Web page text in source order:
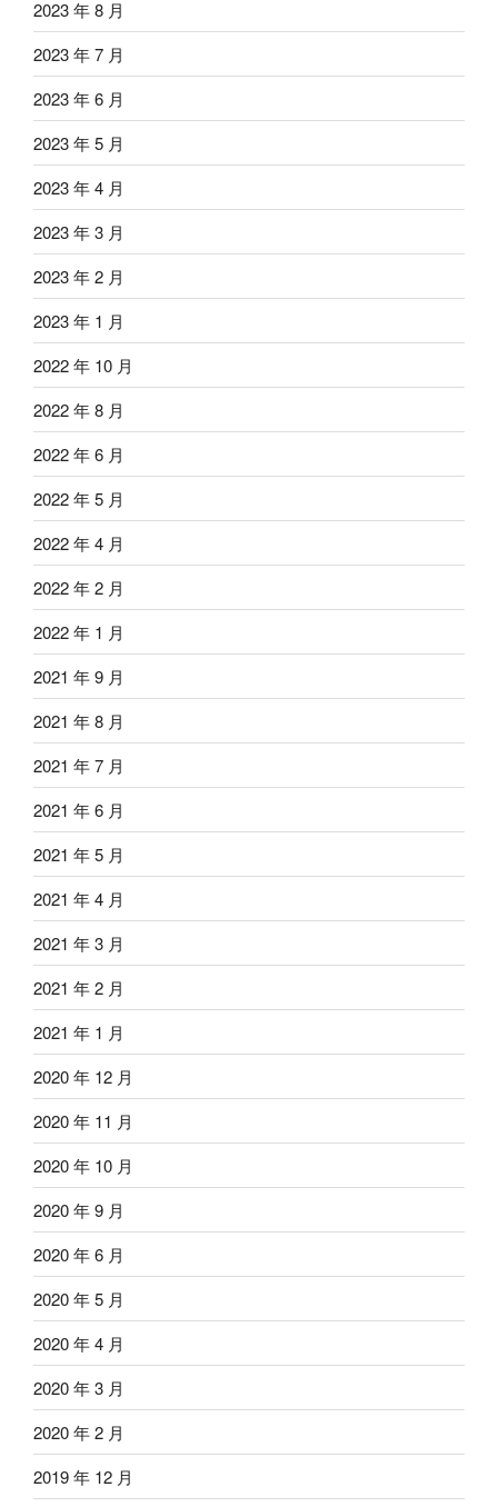
2023 年 8 月
2023 年 7 月
2023 年 6 月
2023 年 5 月
2023 年 4 月
2023 年 3 月
2023 年 2 月
2023 年 1 月
2022 年 10 月
2022 年 8 月
2022 年 6 月
2022 年 5 月
2022 年 4 月
2022 年 2 月
2022 年 1 月
2021 年 9 月
2021 年 8 月
2021 年 7 月
2021 年 6 月
2021 年 5 月
2021 年 4 月
2021 年 3 月
2021 年 2 月
2021 年 1 月
2020 年 12 月
2020 年 11 月
2020 年 10 月
2020 年 9 月
2020 年 6 月
2020 年 5 月
2020 年 4 月
2020 年 3 月
2020 年 2 月
2019 年 12 月